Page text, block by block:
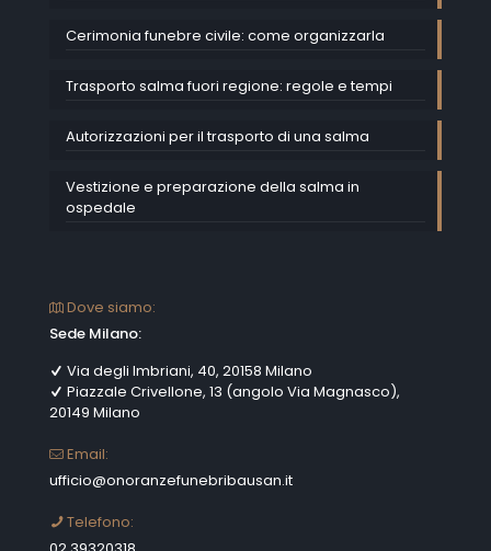
Cerimonia funebre civile: come organizzarla
Trasporto salma fuori regione: regole e tempi
Autorizzazioni per il trasporto di una salma
Vestizione e preparazione della salma in
ospedale
Dove siamo:
Sede Milano:
Via degli Imbriani, 40, 20158 Milano
Piazzale Crivellone, 13 (angolo Via Magnasco),
20149 Milano
Email:
ufficio@onoranzefunebribausan.it
Telefono: